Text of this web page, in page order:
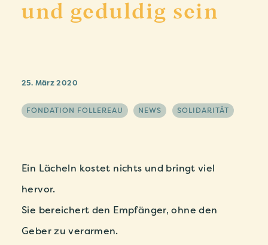
und geduldig sein
25. März 2020
FONDATION FOLLEREAU NEWS SOLIDARITÄT
Ein Lächeln kostet nichts und bringt viel
hervor.
Sie bereichert den Empfänger, ohne den
Geber zu verarmen.